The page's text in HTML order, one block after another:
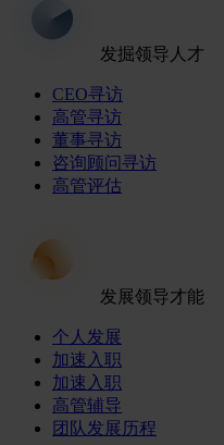
发掘领导人才
CEO寻访
高管寻访
董事寻访
咨询顾问寻访
高管评估
发展领导才能
个人发展
加速入职
加速入职
高管辅导
团队发展历程